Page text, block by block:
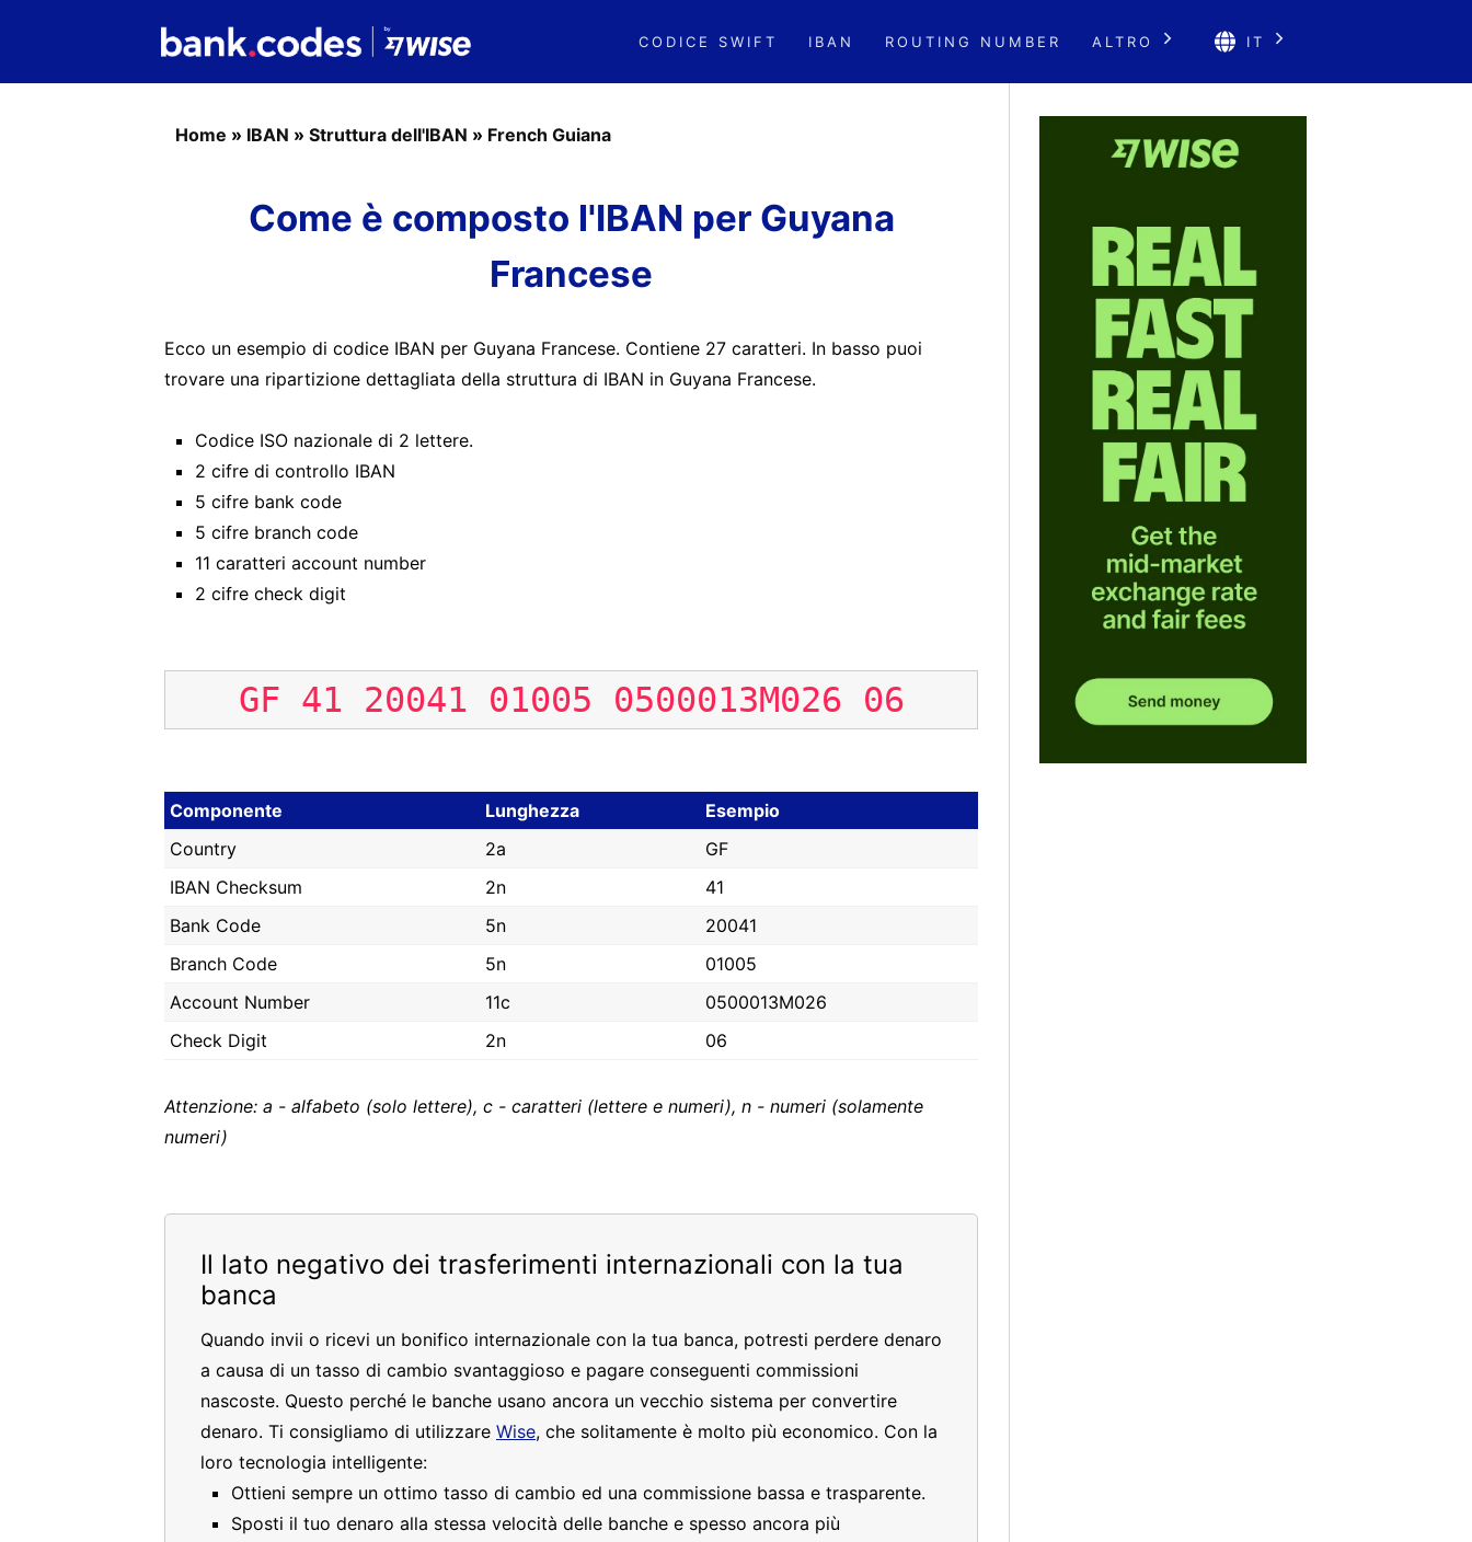
CODICE SWIFT IBAN ROUTING NUMBER ALTRO IT
Home » IBAN » Struttura dell'IBAN » French Guiana
Come è composto l'IBAN per Guyana
Francese
Ecco un esempio di codice IBAN per Guyana Francese. Contiene 27 caratteri. In basso puoi
trovare una ripartizione dettagliata della struttura di IBAN in Guyana Francese.
Codice ISO nazionale di 2 lettere.
2 cifre di controllo IBAN
5 cifre bank code
5 cifre branch code
11 caratteri account number
2 cifre check digit
GF 41 20041 01005 0500013M026 06
Componente Lunghezza
Esempio
Country
2a
GF
IBAN Checksum
2n
41
Bank Code
5n
20041
Branch Code
5n
01005
Account Number
11c
0500013M026
Check Digit
2n 06
Attenzione: a - alfabeto (solo lettere), c - caratteri (lettere e numeri), n - numeri (solamente
numeri)
Il lato negativo dei trasferimenti internazionali con la tua
banca
Quando invii o ricevi un bonifico internazionale con la tua banca, potresti perdere denaro
a causa di un tasso di cambio svantaggioso e pagare conseguenti commissioni
nascoste. Questo perché le banche usano ancora un vecchio sistema per convertire
denaro. Ti consigliamo di utilizzare Wise, che solitamente è molto più economico. Con la
loro tecnologia intelligente:
Ottieni sempre un ottimo tasso di cambio ed una commissione bassa e trasparente.
Sposti il tuo denaro alla stessa velocità delle banche e spesso ancora più